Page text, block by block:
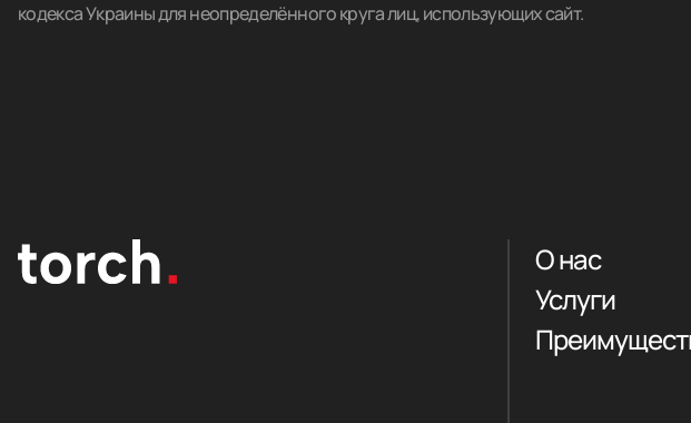
кодекса Украины для неопределённого круга лиц, использующих сайт.
О нас
Услуги